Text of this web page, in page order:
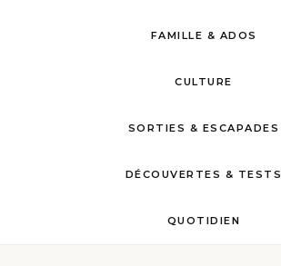
FAMILLE & ADOS
CULTURE
SORTIES & ESCAPADES
DÉCOUVERTES & TESTS
QUOTIDIEN